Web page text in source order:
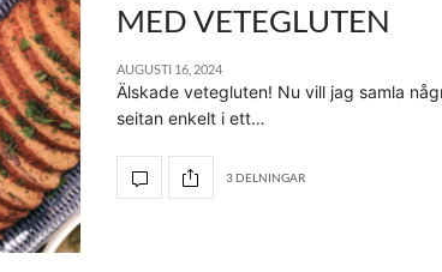
MED VETEGLUTEN
AUGUSTI 16, 2024
Älskade vetegluten! Nu vill jag samla
seitan enkelt i ett…
3 DELNINGAR